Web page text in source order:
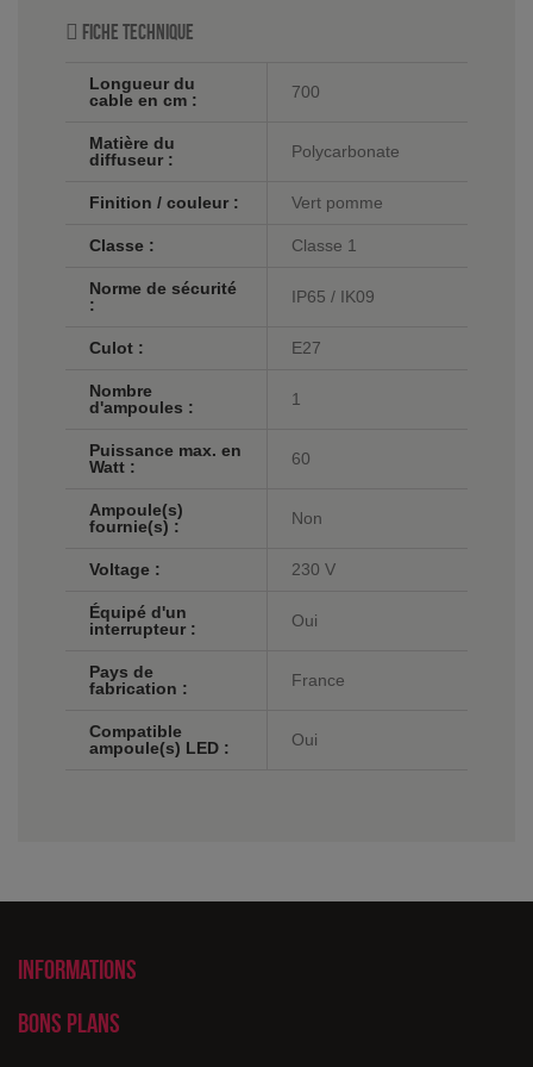
Fiche technique
Longueur du
cable en cm :
700
Matière du
diffuseur :
Polycarbonate
Finition / couleur : Vert pomme
Classe : Classe 1
Norme de sécurité
:
IP65 / IK09
Culot : E27
Nombre
d'ampoules :
1
Puissance max. en
Watt :
60
Ampoule(s)
fournie(s) :
Non
Voltage : 230 V
Équipé d'un
interrupteur :
Oui
Pays de
fabrication :
France
Compatible
ampoule(s) LED :
Oui
Informations
Bons plans